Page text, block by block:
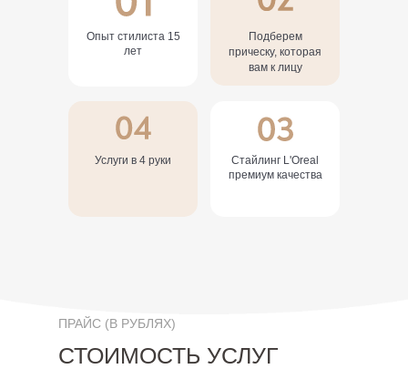
Опыт стилиста 15
лет
Подберем
прическу, которая
вам к лицу
Стайлинг L'Oreal
премиум качества
Услуги в 4 руки
ПРАЙС (В РУБЛЯХ)
СТОИМОСТЬ УСЛУГ